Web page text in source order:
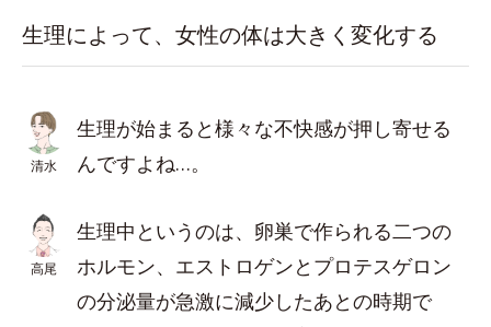
生理によって、女性の体は大きく変化する
清水
生理が始まると様々な不快感が押し寄せる
んですよね…。
高尾
生理中というのは、卵巣で作られる二つの
ホルモン、エストロゲンとプロテスゲロン
の分泌量が急激に減少したあとの時期で